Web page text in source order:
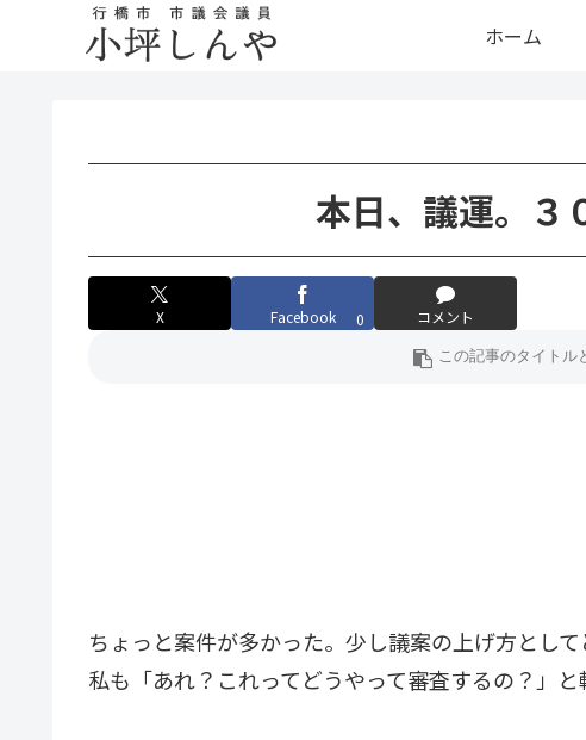
ホーム
本日、議運。３
X Facebook 0 コメント
ちょっと案件が多かった。少し議案の上げ方として
私も「あれ？これってどうやって審査するの？」と